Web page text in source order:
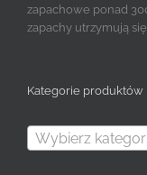
zapachowe ponad
zapachy utrzymują
Kategorie produktów
Wybierz